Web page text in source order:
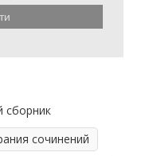
сборник
сочинений